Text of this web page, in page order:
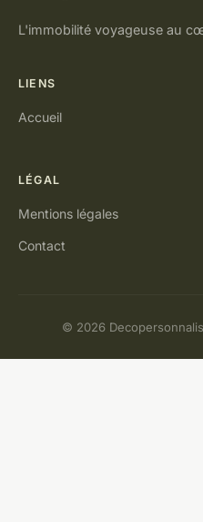
L'immobilité voyageuse au
LIENS
Accueil
LÉGAL
Mentions légales
Contact
© 2026